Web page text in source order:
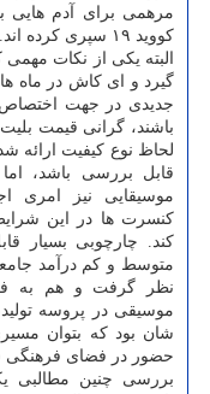
مرهمی برای آدم هایی
کووید ۱۹ سپری کرده اند.
البته یکی از نکات
گیرد و ای کاش در ماه
جدیدی در جهت اختصاص
باشند، گرانی قیمت
لحاظ نوع کیفیت ارائه
قابل بررسی باشد، اما
موسیقایی نیز امری
کنسرت ها در این
کند. چارچوبی بسیار
متوسط و کم درآمد
نظر گرفت و هم به
موسیقی در پروسه
شان بود که بتوان
حضور در فضای فرهنگی
بررسی چنین مطالبی